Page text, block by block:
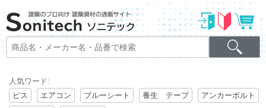
人気ワード:
ビス
エアコン ブルーシート 養生 テープ
アンカーボルト